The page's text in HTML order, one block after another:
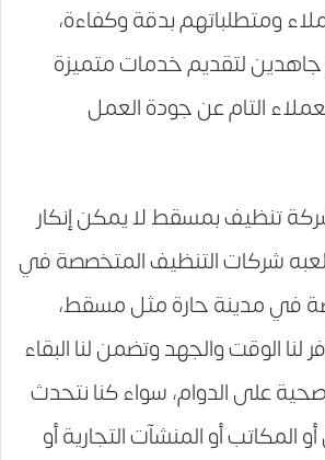
ومتطلباتهم بدقة وكفاءة،
لتقديم خدمات متميزة
التام عن جودة العمل
تنظيف بمسقط لا يمكن إنكار
تلعبه شركات التنظيف المتخصصة في
في مدينة حارة مثل مسقط،
لنا الوقت والجهد وتضمن لنا البقاء
على الدوام، سواء كنا نتحدث
المكاتب أو المنشآت التجارية أو